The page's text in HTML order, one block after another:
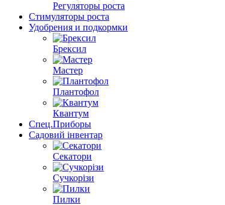
Регуляторы роста
Стимуляторы роста
Удобрения и подкормки
Брексил
Мастер
Плантофол
Квантум
Спец.Приборы
Садовий інвентар
Секатори
Сучкорізи
Пилки